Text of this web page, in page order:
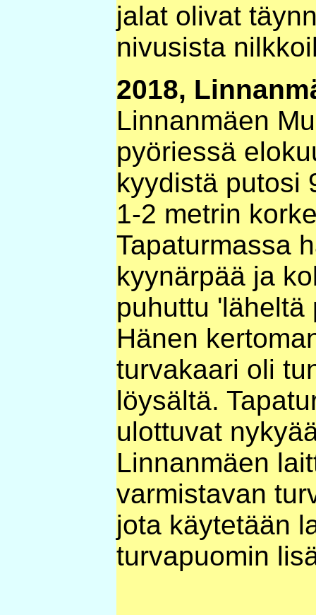
jalat olivat
nivusista
2018,
Linnanmäen
pyöriessä
kyydistä putosi
1-2 metrin
Tapaturmassa
kyynärpää ja
puhuttu 'läheltä
Hänen
turvakaari oli
löysältä.
ulottuvat
Linnanmäen
varmistavan
jota käytetään
turvapuomin